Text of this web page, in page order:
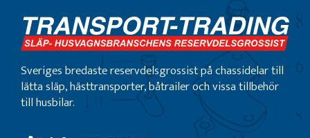
Sveriges bredaste reservdelsgrossist på chassidelar till
lätta släp, hästtransporter, båtrailer och vissa tillbehör
till husbilar.